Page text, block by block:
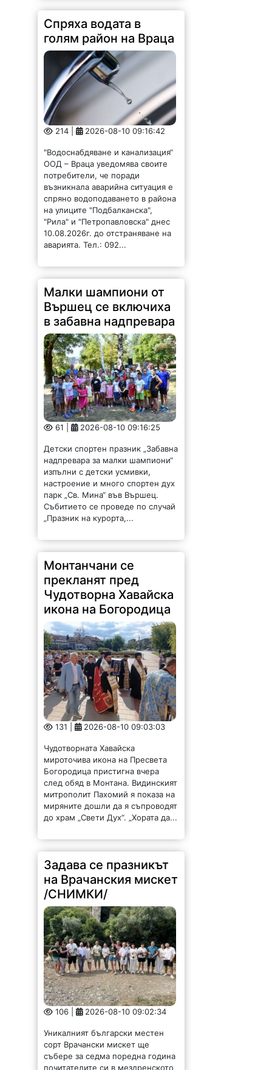
Спряха водата в
голям район на Враца
214 | 2026-08-10 09:16:42
"Водоснабдяване и канализация“
ООД – Враца уведомява своите
потребители, че поради
възникнала аварийна ситуация е
спряно водоподаването в района
на улиците "Подбалканска",
"Рила" и "Петропавловска" днес
10.08.2026г. до отстраняване на
аварията. Тел.: 092...
Малки шампиони от
Вършец се включиха
в забавна надпревара
61 | 2026-08-10 09:16:25
Детски спортен празник „Забавна
надпревара за малки шампиони“
изпълни с детски усмивки,
настроение и много спортен дух
парк „Св. Мина“ във Вършец.
Събитието се проведе по случай
„Празник на курорта,...
Монтанчани се
прекланят пред
Чудотворна Хавайска
икона на Богородица
131 | 2026-08-10 09:03:03
Чудотворната Хавайска
мироточива икона на Пресвета
Богородица пристигна вчера
след обяд в Монтана. Видинският
митрополит Пахомий я показа на
миряните дошли да я съпроводят
до храм „Свети Дух“. „Хората да...
Задава се празникът
на Врачанския мискет
/СНИМКИ/
106 | 2026-08-10 09:02:34
Уникалният български местен
сорт Врачански мискет ще
събере за седма поредна година
почитателите си в мездренското